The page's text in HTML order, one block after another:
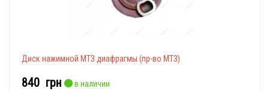
Диск нажимной МТЗ диафрагмы (пр-во МТЗ)
840 грн
в наличии